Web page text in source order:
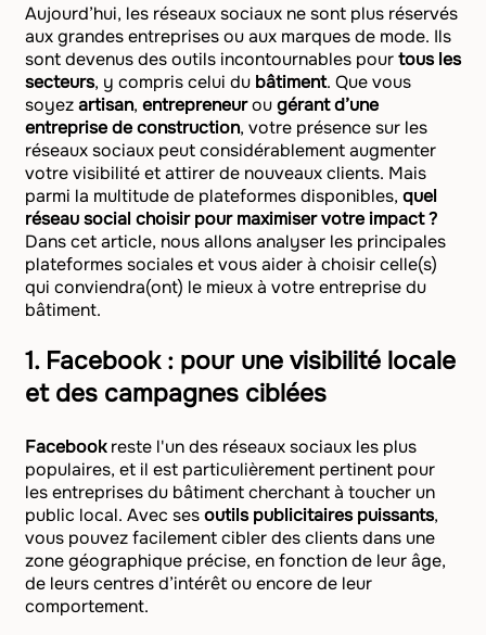
Aujourd’hui, les réseaux sociaux ne sont plus réservés
aux grandes entreprises ou aux marques de mode. Ils
sont devenus des outils incontournables pourtous les
secteurs, y compris celui du bâtiment. Que vous
soyezartisan, entrepreneurougérant d’une
entreprise de construction, votre présence sur les
réseaux sociaux peut considérablement augmenter
votre visibilité et attirer de nouveaux clients. Mais
parmi la multitude de plateformes disponibles, quel
réseau social choisir pour maximiser votre impact ?
Dans cet article, nous allons analyser les principales
plateformes sociales et vous aider à choisir celle(s)
qui conviendra(ont) le mieux à votre entreprise du
bâtiment.
1. Facebook : pour une visibilité locale
et des campagnes ciblées
Facebookreste l'un des réseaux sociaux les plus
populaires, et il est particulièrement pertinent pour
les entreprises du bâtiment cherchant à toucher un
public local. Avec sesoutils publicitaires puissants,
vous pouvez facilement cibler des clients dans une
zone géographique précise, en fonction de leur âge,
de leurs centres d’intérêt ou encore de leur
comportement.